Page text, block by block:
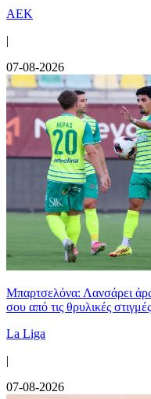
ΑΕΚ
|
07-08-2026
Μπαρτσελόνα: Λανσάρει
σου από τις θρυλικές
La Liga
|
07-08-2026